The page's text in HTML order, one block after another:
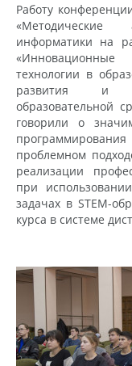
Работу
«Методические
информатики на
«Инновационные
технологии в
развития и
образовательной
говорили о
проблемном
реализации
при
задачах в STEM-
курса в системе